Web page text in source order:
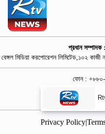
প্রধান
বেঙ্গল মিডিয়া করপোরেশন লিমিটেড,১০২
ফোন :
নিউজ রুম :
বিজ্ঞাপন :
Privacy Policy|